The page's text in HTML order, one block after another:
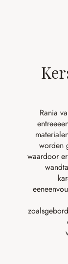
Rania
entree
worden
waardoorer
een
zoals